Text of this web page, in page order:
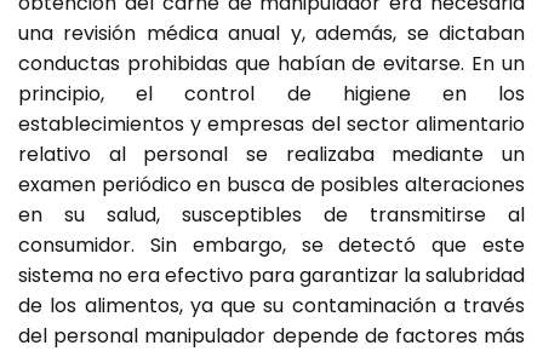
una revisión médica anual y, además, se dictaban
conductas prohibidas que habían de evitarse. En un
principio, el control de higiene en los
establecimientos y empresas del sector alimentario
relativo al personal se realizaba mediante un
examen periódico en busca de posibles alteraciones
en su salud, susceptibles de transmitirse al
consumidor. Sin embargo, se detectó que este
sistema no era efectivo para garantizar la salubridad
de los alimentos, ya que su contaminación a través
del personal manipulador depende de factores más